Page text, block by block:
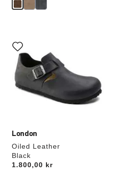
London
Oiled Leather
Black
Price:
1.800,00 kr
med
provfärger
kommer
att
uppdatera
produktbilden